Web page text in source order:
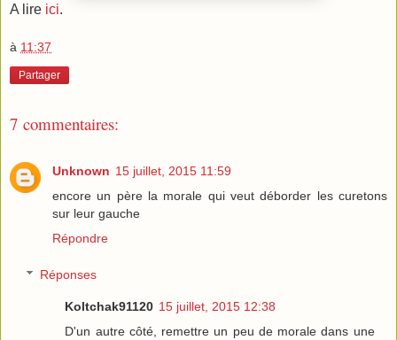
A lire ici.
à 11:37
Partager
7 commentaires:
Unknown 15 juillet, 2015 11:59
encore un père la morale qui veut déborder les curetons
sur leur gauche
Répondre
Réponses
Koltchak91120 15 juillet, 2015 12:38
D'un autre côté, remettre un peu de morale dans une